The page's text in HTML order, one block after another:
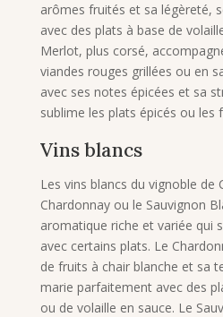
arômes fruités et sa légèreté,
avec des plats à base de
Merlot, plus corsé,
viandes rouges grillées ou en
avec ses notes épicées et sa
sublime les plats épicés ou les
Vins blancs
Les vins blancs du vignoble de
Chardonnay ou le Sauvignon
aromatique riche et variée qui
avec certains plats. Le
de fruits à chair blanche et sa
marie parfaitement avec des
ou de volaille en sauce. Le